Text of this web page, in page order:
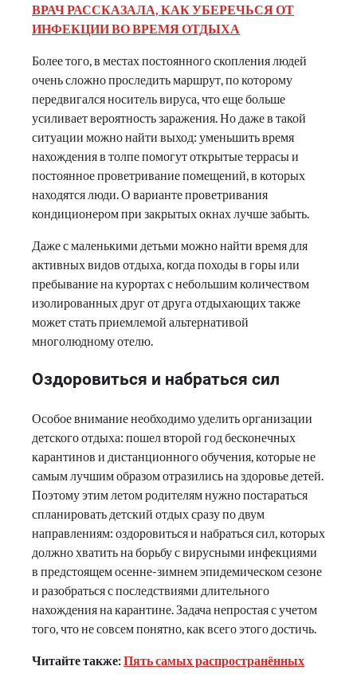
ВРАЧ РАССКАЗАЛА, КАК УБЕРЕЧЬСЯ ОТ
ИНФЕКЦИИ ВО ВРЕМЯ ОТДЫХА
Более того, в местах постоянного скопления людей
очень сложно проследить маршрут, по которому
передвигался носитель вируса, что еще больше
усиливает вероятность заражения. Но даже в такой
ситуации можно найти выход: уменьшить время
нахождения в толпе помогут открытые террасы и
постоянное проветривание помещений, в которых
находятся люди. О варианте проветривания
кондиционером при закрытых окнах лучше забыть.
Даже с маленькими детьми можно найти время для
активных видов отдыха, когда походы в горы или
пребывание на курортах с небольшим количеством
изолированных друг от друга отдыхающих также
может стать приемлемой альтернативой
многолюдному отелю.
Оздоровиться и набраться сил
Особое внимание необходимо уделить организации
детского отдыха: пошел второй год бесконечных
карантинов и дистанционного обучения, которые не
самым лучшим образом отразились на здоровье детей.
Поэтому этим летом родителям нужно постараться
спланировать детский отдых сразу по двум
направлениям: оздоровиться и набраться сил, которых
должно хватить на борьбу с вирусными инфекциями
в предстоящем осенне-зимнем эпидемическом сезоне
и разобраться с последствиями длительного
нахождения на карантине. Задача непростая с учетом
того, что не совсем понятно, как всего этого достичь.
Читайте также:Пять самых распространённых